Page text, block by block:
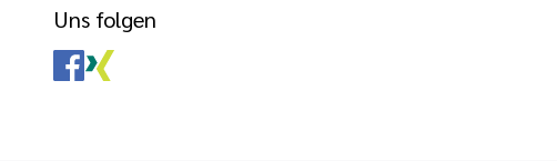
Uns folgen